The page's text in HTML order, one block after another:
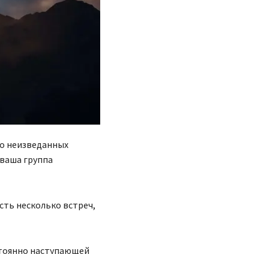
неизведанных
группа
несколько встреч,
наступающей